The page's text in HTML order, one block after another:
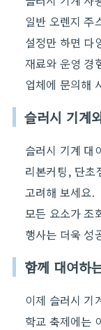
일반 오렌지 주
설정만 하면 다
재료와 운영 경
업체에 문의해
슬러시 기계
슬러시 기계 대
리본커팅, 단초
고려해 보세요.
모든 요소가 조
행사는 더욱 성
함께 대여하
이제 슬러시 기
학교 축제에는